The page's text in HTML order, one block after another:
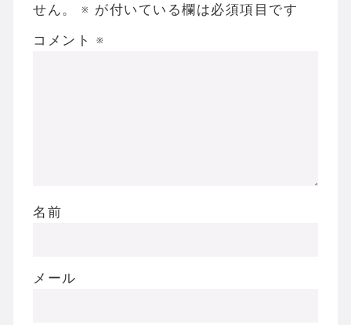
せん。
※ が付いている欄は必須項目です
コメント ※
名前
メール